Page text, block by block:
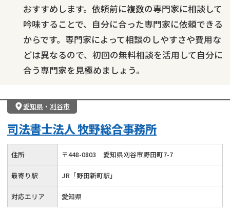
おすすめします。依頼前に複数の専門家に相談して
吟味することで、自分に合った専門家に依頼できる
からです。専門家によって相談のしやすさや費用な
どは異なるので、初回の無料相談を活用して自分に
合う専門家を見極めましょう。
愛知県 ・ 刈谷市
司法書士法人 牧野総合事務所
住所 〒448-0803 愛知県刈谷市野田町7-7
最寄り駅 JR「野田新町駅」
対応エリア 愛知県